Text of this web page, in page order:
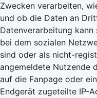
Zwecken verarbeiten,
und ob die Daten an
Datenverarbeitung
bei dem sozialen
sind oder als nicht-
angemeldete Nutzende
auf die Fanpage oder
Endgerät zugeteilte IP-